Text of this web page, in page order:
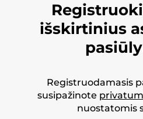
išskirtinius
Registruodamasis
susipažinote
nuostatomis